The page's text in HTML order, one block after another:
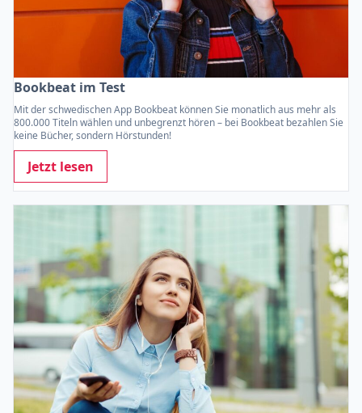
Bookbeat im Test
Mit der schwedischen App Bookbeat können Sie monatlich aus mehr als
800.000 Titeln wählen und unbegrenzt hören – bei Bookbeat bezahlen Sie
keine Bücher, sondern Hörstunden!
Jetzt lesen